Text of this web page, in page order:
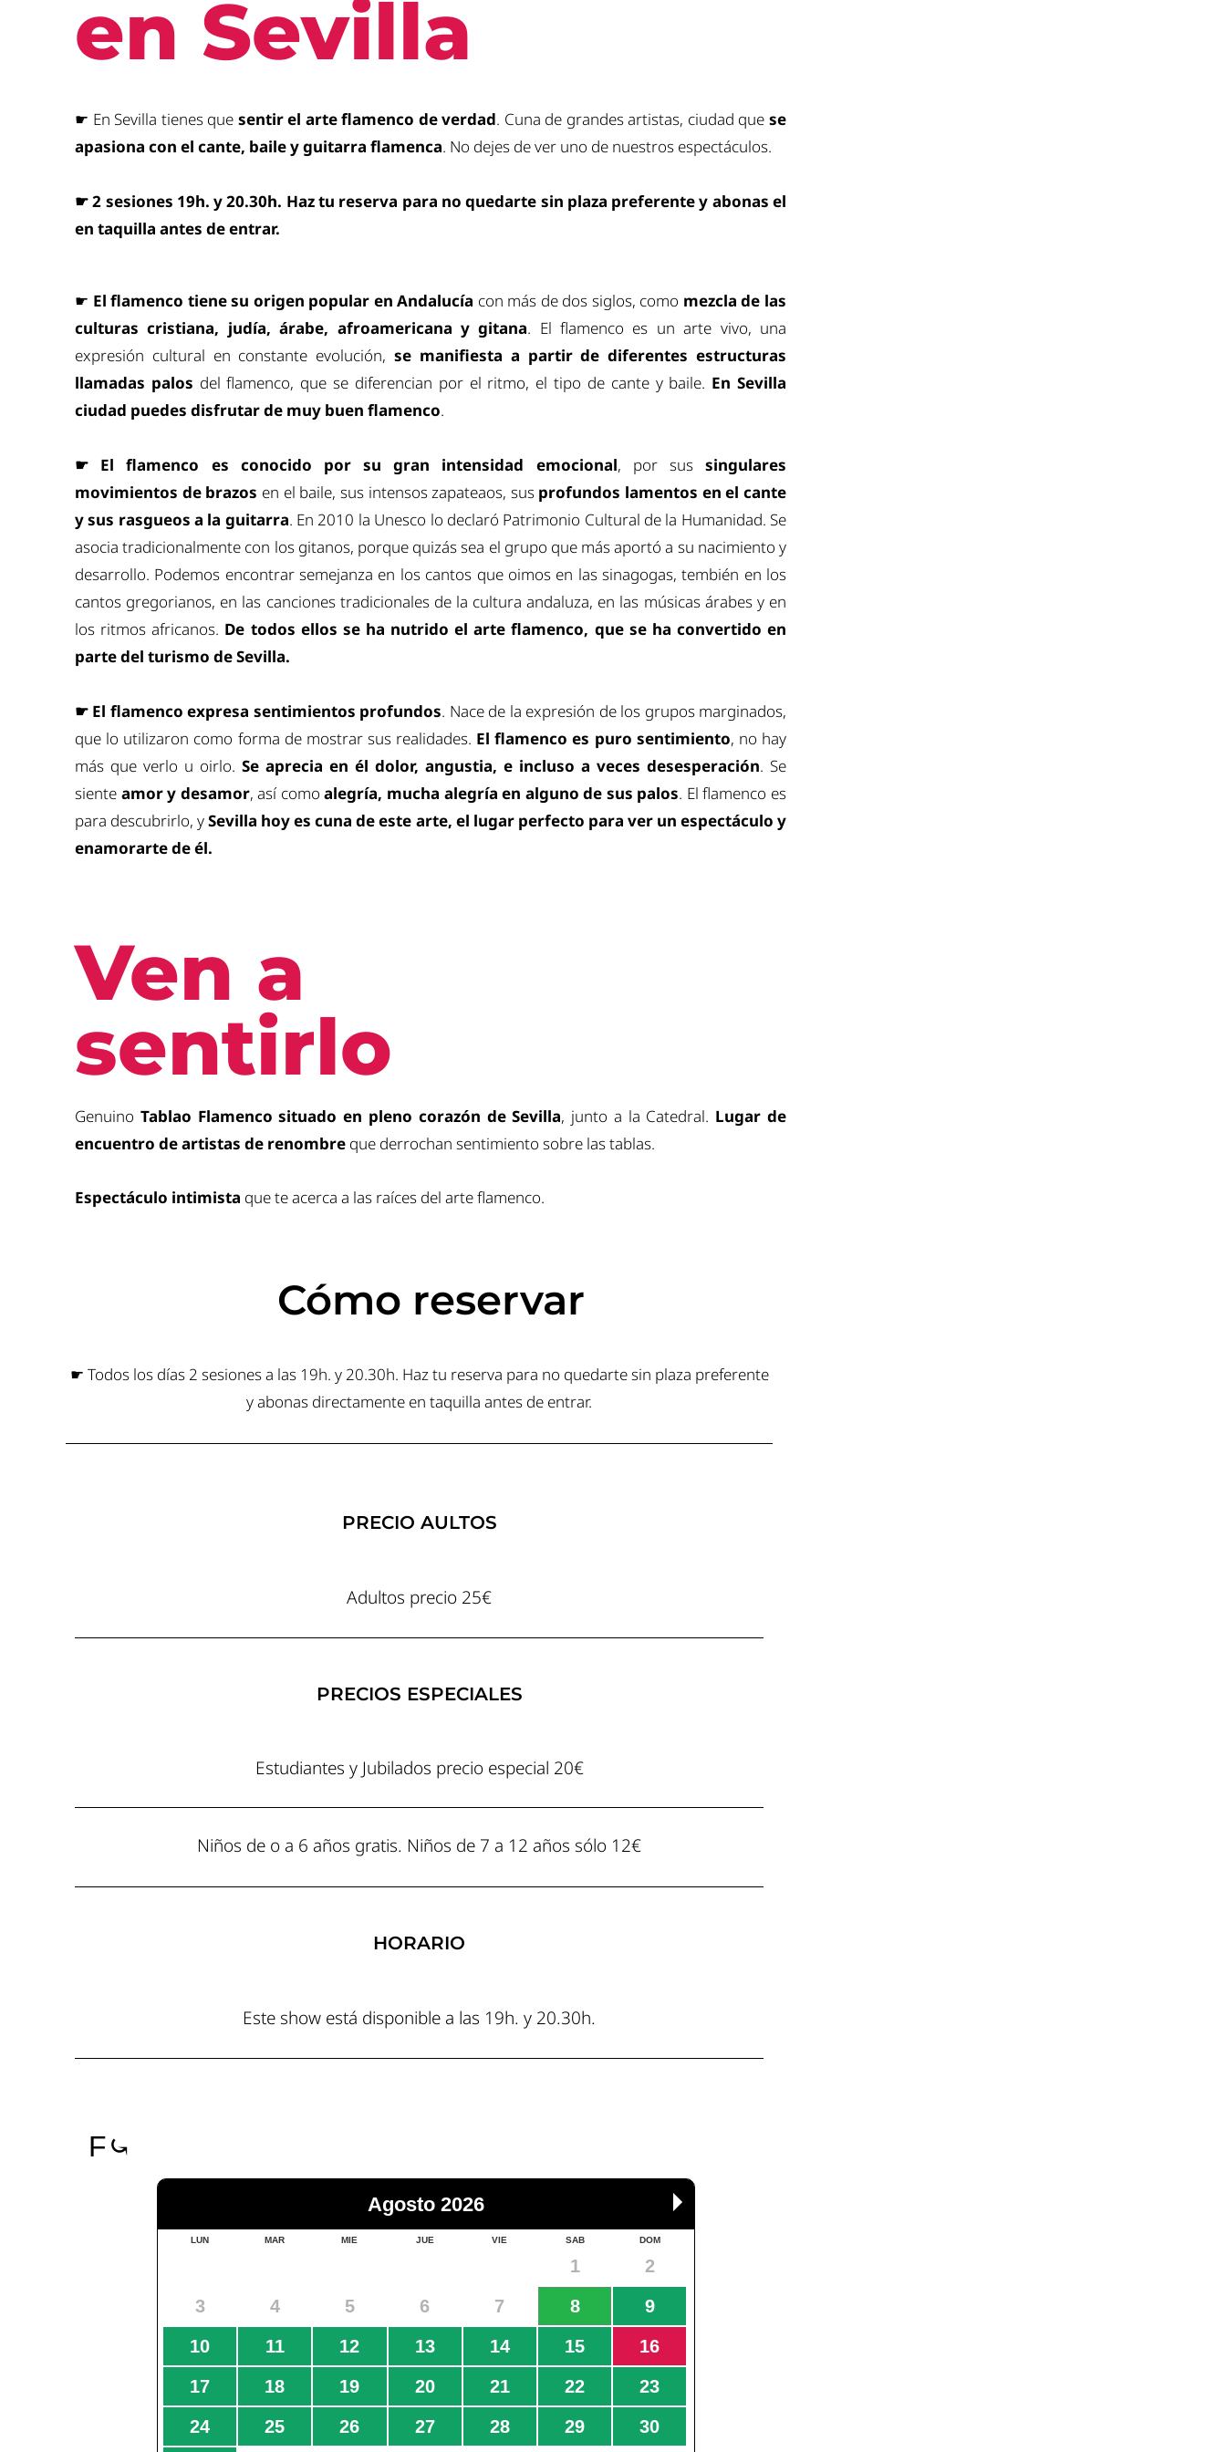
en Sevilla
☛ En Sevilla tienes que sentir el arte flamenco de verdad. Cuna de grandes artistas, ciudad que se
apasiona con el cante, baile y guitarra flamenca. No dejes de ver uno de nuestros espectáculos.
☛ 2 sesiones 19h. y 20.30h. Haztu reserva para no quedarte sin plaza preferente y abonas el
en taquilla antes de entrar.
☛ El flamenco tiene su origen popular en Andalucía con más de dos siglos, como mezcla de las
culturas cristiana, judía, árabe, afroamericana y gitana. El flamenco es un arte vivo, una
expresión cultural en constante evolución,se manifiesta a partir de diferentes estructuras
llamadas palos del flamenco, que se diferencian por el ritmo, el tipo de cante y baile. En Sevilla
ciudad puedes disfrutar de muy buen flamenco.
☛ El flamenco es conocido por su gran intensidad emocional, por sussingulares
movimientos de brazos en el baile, sus intensos zapateaos, sus profundos lamentos en el cante
y sus rasgueos a la guitarra. En 2010 la Unesco lo declaró Patrimonio Cultural de la Humanidad. Se
asocia tradicionalmente con los gitanos, porque quizás sea el grupo que más aportó a su nacimiento y
desarrollo. Podemos encontrar semejanza en los cantos que oimos en las sinagogas, tembién en los
cantos gregorianos, en las canciones tradicionales de la cultura andaluza, en las músicas árabes y en
los ritmos africanos. De todos ellos se ha nutrido el arte flamenco, que se ha convertido en
parte del turismo de Sevilla.
☛ El flamenco expresa sentimientos profundos. Nace de la expresión de los grupos marginados,
que lo utilizaron como forma de mostrar sus realidades. El flamenco es puro sentimiento, no hay
más que verlo u oirlo. Se aprecia en él dolor, angustia, e incluso a veces desesperación. Se
siente amor y desamor, así como alegría, mucha alegría en alguno de sus palos. El flamenco es
para descubrirlo, ySevilla hoy es cuna de este arte, el lugar perfecto para ver un espectáculo y
enamorarte de él.
Ven a
sentirlo
Genuino Tablao Flamenco situado en pleno corazón de Sevilla, junto a la Catedral. Lugar de
encuentro de artistas de renombre que derrochan sentimiento sobre las tablas.
Espectáculo intimista que te acerca a las raíces del arte flamenco.
Cómo reservar
☛ Todos los días 2 sesiones a las 19h. y 20.30h. Haz tu reserva para no quedarte sin plaza preferente
y abonas directamente en taquilla antes de entrar.
PRECIO AULTOS
Adultos precio 25€
PRECIOS ESPECIALES
Estudiantes y Jubilados precio especial 20€
Niños de o a 6 años gratis. Niños de 7 a 12 años sólo 12€
HORARIO
Este show está disponible a las 19h. y 20.30h.